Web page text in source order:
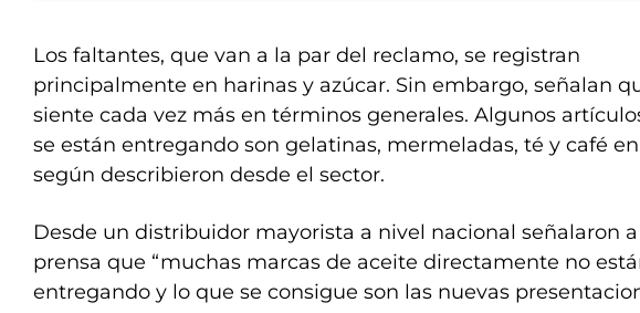
Los faltantes, que van a la par del reclamo, se registran
principalmente en harinas y azúcar. Sin embargo, señalan
siente cada vez más en términos generales. Algunos
se están entregando son gelatinas, mermeladas, té y café
según describieron desde el sector.
Desde un distribuidor mayorista a nivel nacional señalaron a
prensa que “muchas marcas de aceite directamente no
entregando y lo que se consigue son las nuevas